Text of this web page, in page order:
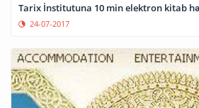
Tarix İnstitutuna 10 min elektron kitab
24-07-2017